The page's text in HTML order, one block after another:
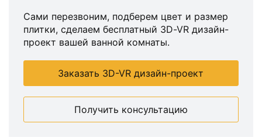
Сами перезвоним, подберем цвет и размер
плитки, сделаем бесплатный 3D-VR дизайн-
проект вашей ванной комнаты.
Заказать 3D-VR дизайн-проект
Получить консультацию